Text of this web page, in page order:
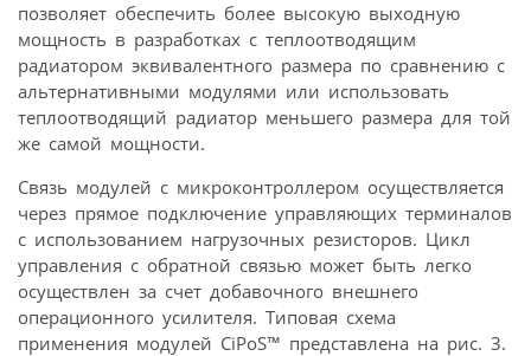
позволяет обеспечить более высокую выходную
мощность в разработках с теплоотводящим
радиатором эквивалентного размера по сравнению с
альтернативными модулями или использовать
теплоотводящий радиатор меньшего размера для той
же самой мощности.
Связь модулей с микроконтроллером осуществляется
через прямое подключение управляющих терминалов
с использованием нагрузочных резисторов. Цикл
управления с обратной связью может быть легко
осуществлен за счет добавочного внешнего
операционного усилителя. Типовая схема
применения модулей CiPoS™ представлена на рис. 3.